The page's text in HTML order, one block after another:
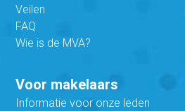
Veilen
FAQ
Wie is de MVA?
Voor makelaars
Informatie voor onze leden